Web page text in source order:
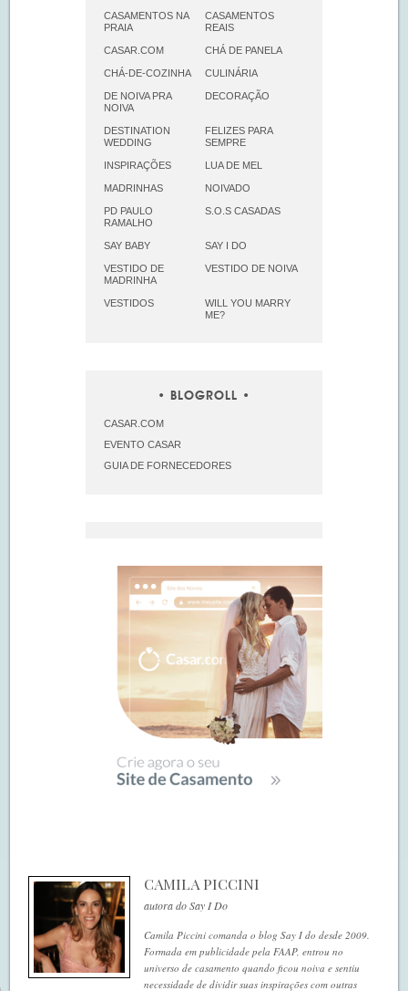
CASAMENTOS NA
PRAIA
CASAMENTOS
REAIS
CASAR.COM CHÁ DE PANELA
CHÁ-DE-COZINHA CULINÁRIA
DE NOIVA PRA
NOIVA
DECORAÇÃO
DESTINATION
WEDDING
FELIZES PARA
SEMPRE
INSPIRAÇÕES LUA DE MEL
MADRINHAS NOIVADO
PD PAULO
RAMALHO
S.O.S CASADAS
SAY BABY SAY I DO
VESTIDO DE
MADRINHA
VESTIDO DE NOIVA
VESTIDOS
WILL YOU MARRY
ME?
BLOGROLL
CASAR.COM
EVENTO CASAR
GUIA DE FORNECEDORES
CAMILA PICCINI
autora do Say I Do
Camila Piccini comanda o blog Say I do desde 2009.
Formada em publicidade pela FAAP, entrou no
universo de casamento quando ficou noiva e sentiu
necessidade de dividir suas inspirações com outras